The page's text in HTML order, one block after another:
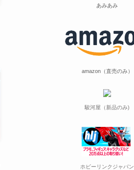
あみあみ
amazon（直売のみ）
駿河屋（新品のみ)
ホビーリンクジャパン